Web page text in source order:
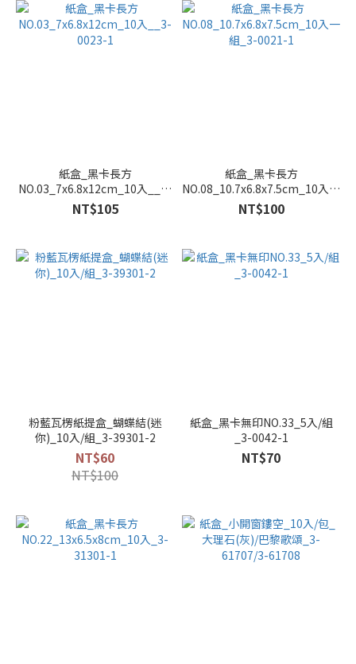
紙盒_黑卡長方
NO.03_7x6.8x12cm_10入__3-
0023-1
NT$105
紙盒_黑卡長方
NO.08_10.7x6.8x7.5cm_10入一
組_3-0021-1
NT$100
粉藍瓦楞紙提盒_蝴蝶結(迷
你)_10入/組_3-39301-2
NT$60
NT$100
紙盒_黑卡無印NO.33_5入/組
_3-0042-1
NT$70